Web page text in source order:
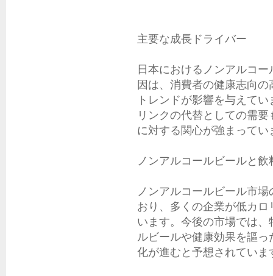
主要な成長ドライバー
日本におけるノンアルコ
因は、消費者の健康志向
トレンドが影響を与えて
リンクの代替としての需
に対する関心が強まってい
ノンアルコールビールと飲
ノンアルコールビール市
おり、多くの企業が低カ
います。今後の市場では
ルビールや健康効果を謳
化が進むと予想されていま